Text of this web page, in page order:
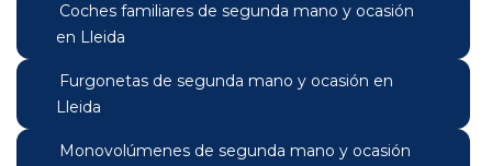
Coches familiares de segunda mano y ocasión
en Lleida
Furgonetas de segunda mano y ocasión en
Lleida
Monovolúmenes de segunda mano y ocasión